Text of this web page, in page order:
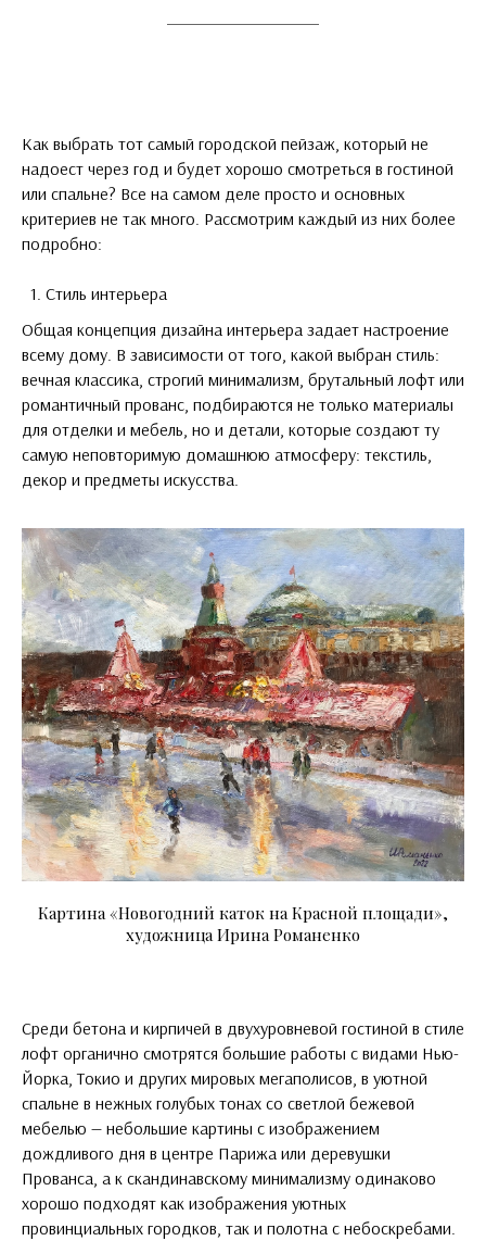
Как выбрать тот самый городской пейзаж, который не
надоест через год и будет хорошо смотреться в гостиной
или спальне? Все на самом деле просто и основных
критериев не так много. Рассмотрим каждый из них более
подробно:
Стиль интерьера
Общая концепция дизайна интерьера задает настроение
всему дому. В зависимости от того, какой выбран стиль:
вечная классика, строгий минимализм, брутальный лофт или
романтичный прованс, подбираются не только материалы
для отделки и мебель, но и детали, которые создают ту
самую неповторимую домашнюю атмосферу: текстиль,
декор и предметы искусства.
Картина «Новогодний каток на Красной площади»,
художница Ирина Романенко
Среди бетона и кирпичей в двухуровневой гостиной в стиле
лофт органично смотрятся большие работы с видами Нью-
Йорка, Токио и других мировых мегаполисов, в уютной
спальне в нежных голубых тонах со светлой бежевой
мебелью — небольшие картины с изображением
дождливого дня в центре Парижа или деревушки
Прованса, а к скандинавскому минимализму одинаково
хорошо подходят как изображения уютных
провинциальных городков, так и полотна с небоскребами.